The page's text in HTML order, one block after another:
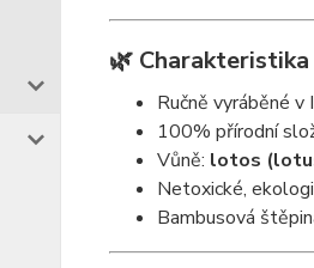
🌿 Charakteristika
Ručně vyráběné v
100% přírodní
Vůně: lotos
Netoxické,
Bambusová